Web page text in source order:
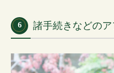
6 諸手続きなどの